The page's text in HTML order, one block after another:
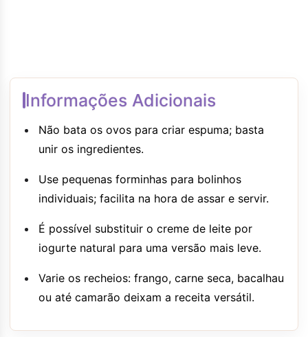
Informações Adicionais
Não bata os ovos para criar espuma; basta
unir os ingredientes.
Use pequenas forminhas para bolinhos
individuais; facilita na hora de assar e servir.
É possível substituir o creme de leite por
iogurte natural para uma versão mais leve.
Varie os recheios: frango, carne seca, bacalhau
ou até camarão deixam a receita versátil.